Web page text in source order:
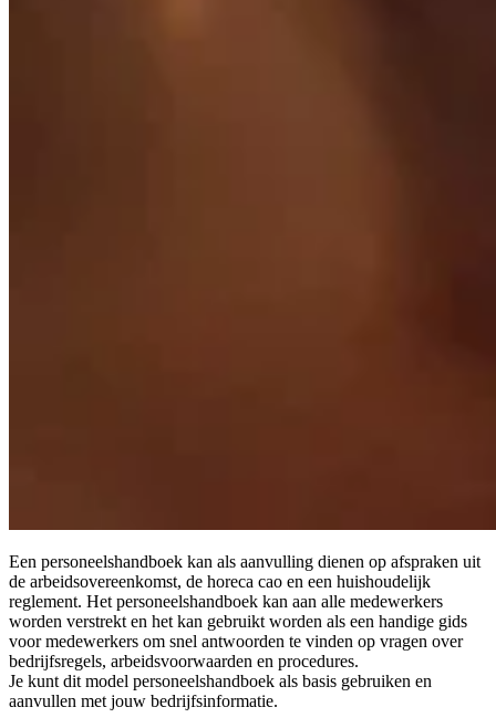
Een personeelshandboek kan als aanvulling dienen op afspraken uit
de arbeidsovereenkomst, de horeca cao en een huishoudelijk
reglement. Het personeelshandboek kan aan alle medewerkers
worden verstrekt en het kan gebruikt worden als een handige gids
voor medewerkers om snel antwoorden te vinden op vragen over
bedrijfsregels, arbeidsvoorwaarden en procedures.
Je kunt dit model personeelshandboek als basis gebruiken en
aanvullen met jouw bedrijfsinformatie.